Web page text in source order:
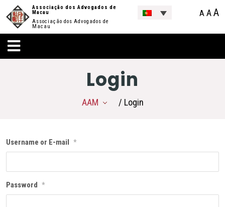
Associação dos Advogados de
Macau
Associação dos Advogados de
Macau
A AA
Login
AAM / Login
Username or E-mail *
Password *